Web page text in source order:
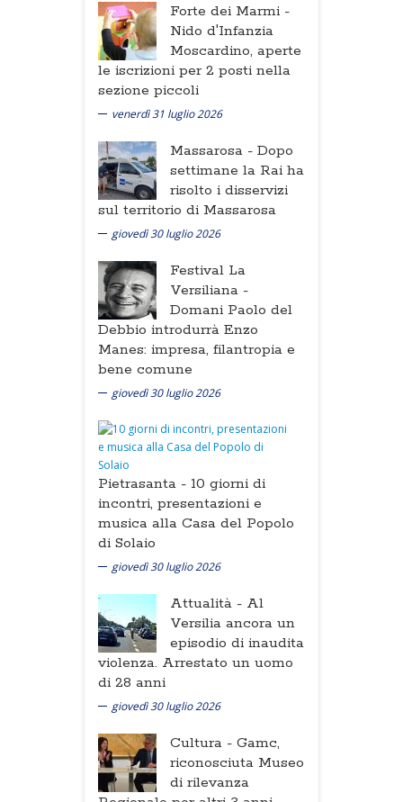
Forte dei Marmi -
Nido d'Infanzia
Moscardino, aperte
le iscrizioni per 2 posti nella
sezione piccoli
venerdì 31 luglio 2026
Massarosa - Dopo
settimane la Rai ha
risolto i disservizi
sul territorio di Massarosa
giovedì 30 luglio 2026
Festival La
Versiliana -
Domani Paolo del
Debbio introdurrà Enzo
Manes: impresa, filantropia e
bene comune
giovedì 30 luglio 2026
Pietrasanta - 10 giorni di
incontri, presentazioni e
musica alla Casa del Popolo
di Solaio
giovedì 30 luglio 2026
Attualità - Al
Versilia ancora un
episodio di inaudita
violenza. Arrestato un uomo
di 28 anni
giovedì 30 luglio 2026
Cultura - Gamc,
riconosciuta Museo
di rilevanza